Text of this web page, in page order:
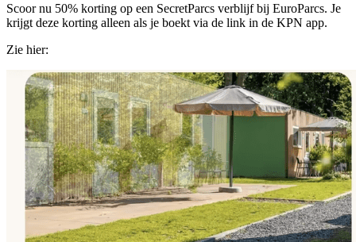
Scoor nu 50% korting op een SecretParcs verblijf bij EuroParcs. Je
krijgt deze korting alleen als je boekt via de link in de KPN app.
Zie hier: